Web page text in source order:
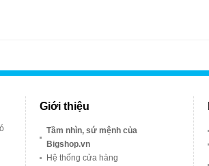
Giới thiệu
Tầm nhìn, sứ mệnh của
Bigshop.vn
Hệ thống cửa hàng